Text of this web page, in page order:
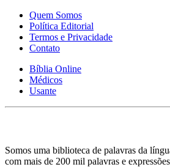
Quem Somos
Política Editorial
Termos e Privacidade
Contato
Bíblia Online
Médicos
Usante
Somos uma biblioteca de palavras da
com mais de 200 mil palavras e